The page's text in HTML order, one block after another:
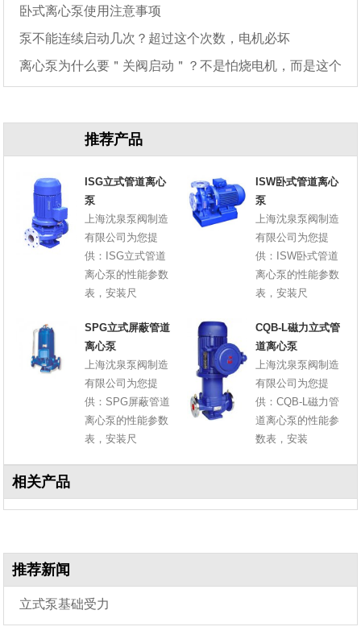
卧式离心泵使用注意事项
泵不能连续启动几次？超过这个次数，电机必坏
离心泵为什么要＂关阀启动＂？不是怕烧电机，而是这个
推荐产品
ISG立式管道离心
泵
上海沈泉泵阀制造
有限公司为您提
供：ISG立式管道
离心泵的性能参数
表，安装尺
ISW卧式管道离心
泵
上海沈泉泵阀制造
有限公司为您提
供：ISW卧式管道
离心泵的性能参数
表，安装尺
SPG立式屏蔽管道
离心泵
上海沈泉泵阀制造
有限公司为您提
供：SPG屏蔽管道
离心泵的性能参数
表，安装尺
CQB-L磁力立式管
道离心泵
上海沈泉泵阀制造
有限公司为您提
供：CQB-L磁力管
道离心泵的性能参
数表，安装
相关产品
推荐新闻
立式泵基础受力